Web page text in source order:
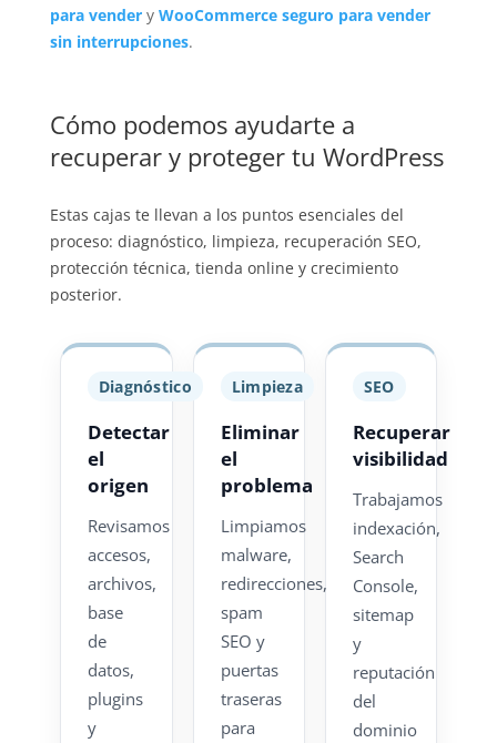
para vendery WooCommerce seguro para vender
sin interrupciones.
Cómo podemos ayudarte a
recuperar y proteger tu WordPress
Estas cajas te llevan a los puntos esenciales del
proceso: diagnóstico, limpieza, recuperación SEO,
protección técnica, tienda online y crecimiento
posterior.
Diagnóstico
Detectar
el
origen
Revisamos
accesos,
archivos,
base
de
datos,
plugins
y
Limpieza
Eliminar
el
problema
Limpiamos
malware,
redirecciones,
spam
SEO y
puertas
traseras
para
SEO
Recuperar
visibilidad
Trabajamos
indexación,
Search
Console,
sitemap
y
reputación
del
dominio